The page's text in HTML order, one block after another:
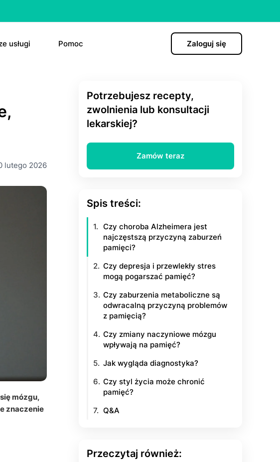
usługi
Skierowanie
Antуkоnсерсjа hormonalna
“ԁzіеń ро”
Pomoc Zaloguj się
lutego 2026
mózgu,
znaczenie
Potrzebujesz recepty,
zwolnienia lub konsultacji
lekarskiej?
Zamów teraz
Spis treści:
Czy choroba Alzheimera jest
najczęstszą przyczyną zaburzeń
pamięci?
Czy depresja i przewlekły stres
mogą pogarszać pamięć?
Czy zaburzenia metaboliczne są
odwracalną przyczyną problemów
z pamięcią?
Czy zmiany naczyniowe mózgu
wpływają na pamięć?
Jak wygląda diagnostyka?
Czy styl życia może chronić
pamięć?
Q&A
Przeczytaj również: